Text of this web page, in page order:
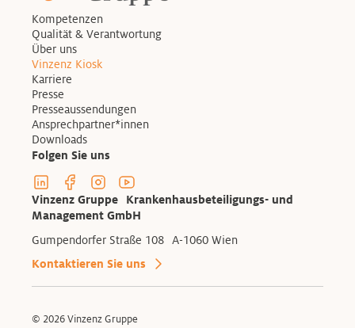
Kompetenzen
Qualität & Verantwortung
Über uns
Vinzenz Kiosk
Karriere
Presse
Presseaussendungen
Ansprechpartner*innen
Downloads
Folgen Sie uns
Linkedin Profil der Vinzenzgruppe
Facebook Profil der Vinzenzgruppe
Instagram Profil der Vinzenzgruppe
Youtube Kanal der Vinzenzgruppe
Vinzenz Gruppe Krankenhausbeteiligungs- und
Management GmbH
Gumpendorfer Straße 108 A-1060 Wien
Kontaktieren Sie uns
© 2026 Vinzenz Gruppe